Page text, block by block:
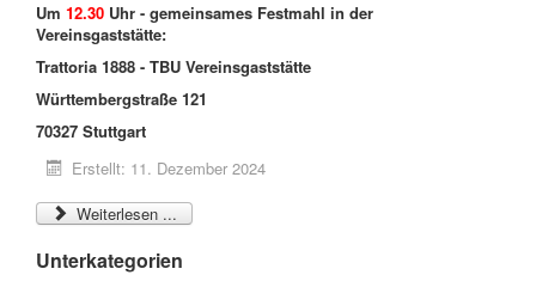
Um 12.30 Uhr - gemeinsames Festmahl in der
Vereinsgaststätte:
Trattoria 1888 - TBU Vereinsgaststätte
Württembergstraße 121
70327 Stuttgart
Erstellt: 11. Dezember 2024
Weiterlesen ...
Unterkategorien